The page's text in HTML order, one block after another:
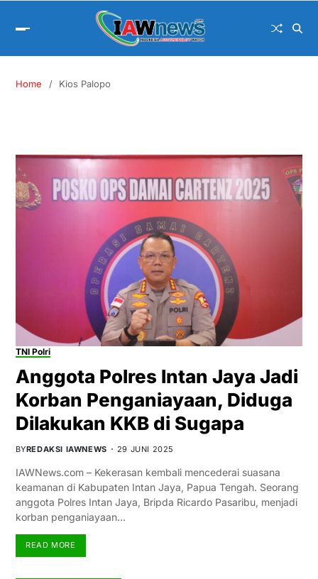
Home Kios Palopo
TNI Polri
Anggota Polres Intan Jaya Jadi
Korban Penganiayaan, Diduga
Dilakukan KKB di Sugapa
BYREDAKSI IAWNEWS 29 JUNI 2025
IAWNews.com – Kekerasan kembali mencederai suasana
keamanan di Kabupaten Intan Jaya, Papua Tengah. Seorang
anggota Polres Intan Jaya, Bripda Ricardo Pasaribu, menjadi
korban penganiayaan…
READ MORE